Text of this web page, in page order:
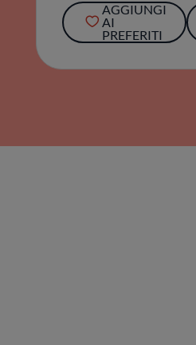
AGGIUNGI
AI
PREFERITI